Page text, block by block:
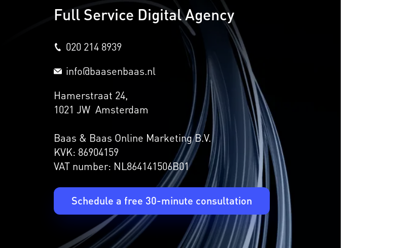
Full Service Digital Agency
020 214 8939
info@baasenbaas.nl
Hamerstraat 24,
1021 JW Amsterdam
Baas & Baas Online Marketing B.V.
KVK: 86904159
VAT number: NL864141506B01
Schedule a free 30-minute consultation